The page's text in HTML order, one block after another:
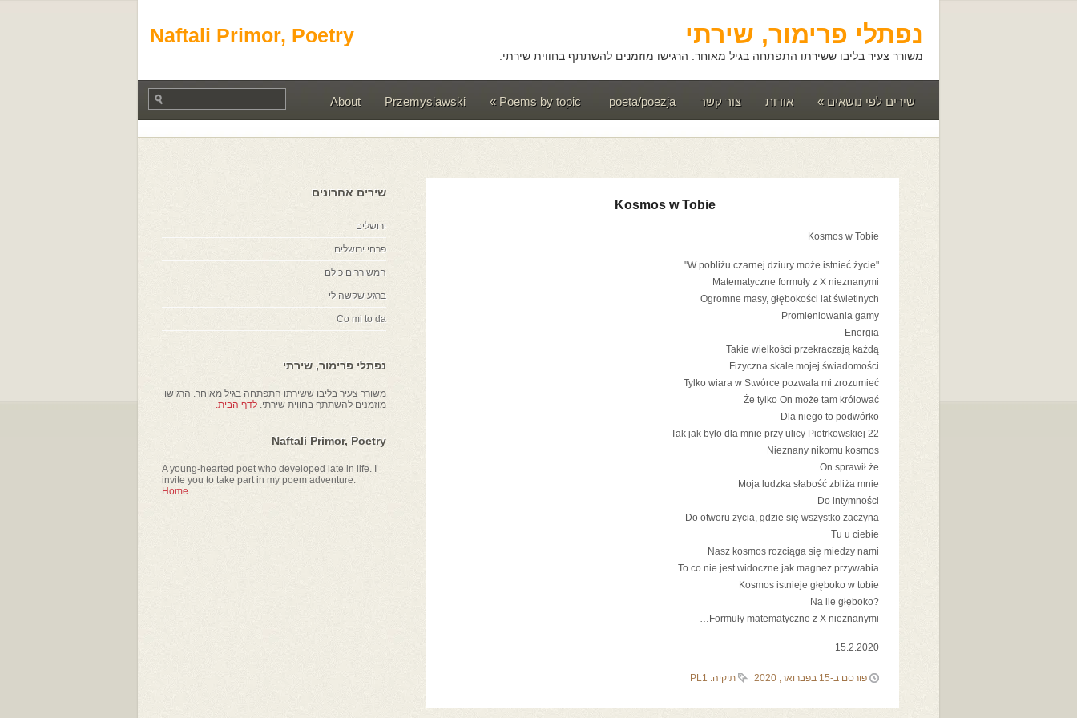
Naftali Primor, Poetry נפתלי פרימור, שירתי
משורר צעיר בליבו ששירתו התפתחה בגיל מאוחר. הרגישו מוזמנים להשתתף בחווית שירתי.
שירים לפי נושאים » אודות צור קשר poeta/poezja
Poems by topic
»
Przemyslawski
About
Kosmos w Tobie
Kosmos w Tobie
"W pobliżu czarnej dziury może istnieć życie"
Matematyczne formuły z X nieznanymi
Ogromne masy, głębokości lat świetlnych
Promieniowania gamy
Energia
Takie wielkości przekraczają każdą
Fizyczna skale mojej świadomości
Tylko wiara w Stwórce pozwala mi zrozumieć
Że tylko On może tam królować
Dla niego to podwórko
Tak jak było dla mnie przy ulicy Piotrkowskiej 22
Nieznany nikomu kosmos
On sprawił że
Moja ludzka słabość zbliża mnie
Do intymności
Do otworu życia, gdzie się wszystko zaczyna
Tu u ciebie
Nasz kosmos rozciąga się miedzy nami
To co nie jest widoczne jak magnez przywabia
Kosmos istnieje głęboko w tobie
?Na ile głęboko
Formuły matematyczne z X nieznanymi…
15.2.2020
פורסם ב-15 בפברואר, 2020 תיקיה: PL1
שירים אחרונים
ירושלים
פרחי ירושלים
המשוררים כולם
ברגע שקשה לי
Co mi to da
נפתלי פרימור, שירתי
משורר צעיר בליבו ששירתו התפתחה בגיל מאוחר. הרגישו
מוזמנים להשתתף בחווית שירתי. לדף הבית.
Naftali Primor, Poetry
A young-hearted poet who developed late in life. I
invite you to take part in my poem adventure.
Home.